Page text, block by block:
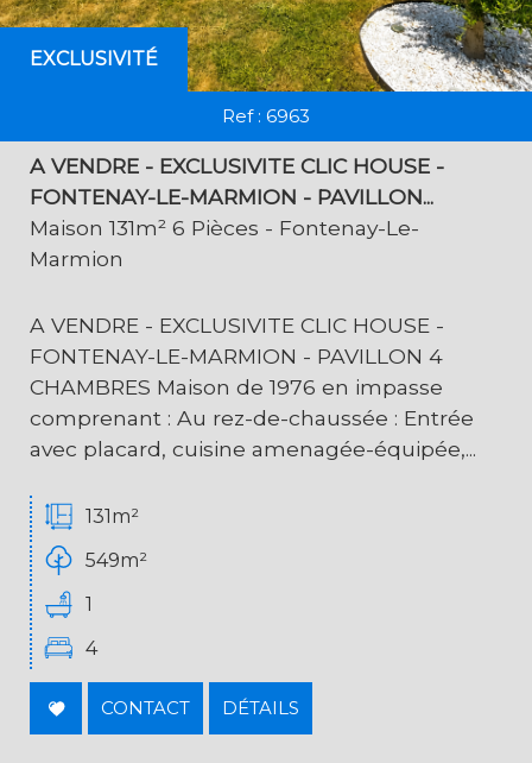
EXCLUSIVITÉ
Ref : 6963
A VENDRE - EXCLUSIVITE CLIC HOUSE -
FONTENAY-LE-MARMION - PAVILLON...
Maison 131m² 6 Pièces - Fontenay-Le-
Marmion
A VENDRE - EXCLUSIVITE CLIC HOUSE -
FONTENAY-LE-MARMION - PAVILLON 4
CHAMBRES Maison de 1976 en impasse
comprenant : Au rez-de-chaussée : Entrée
avec placard, cuisine amenagée-équipée,...
131m²
549m²
1
4
CONTACT DÉTAILS